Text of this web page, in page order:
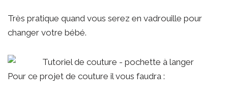
Très pratique quand vous serez en vadrouille pour
changer votre bébé.
Pour ce projet de couture il vous faudra :